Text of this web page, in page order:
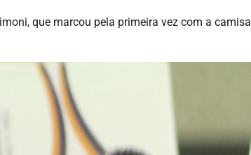
que marcou pela primeira vez com a camisa